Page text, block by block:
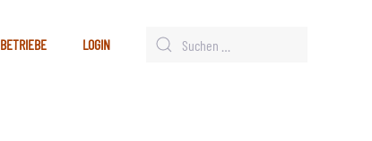
BETRIEBE LOGIN